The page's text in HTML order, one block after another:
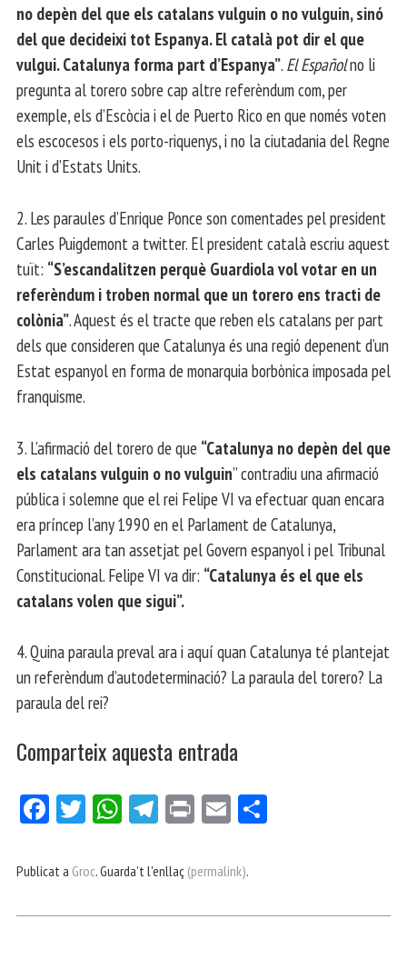
no depèn del que els catalans vulguin o no vulguin, sinó
del que decideixi tot Espanya. El català pot dir el que
vulgui. Catalunya forma part d’Espanya”. El Españolno li
pregunta al torero sobre cap altre referèndum com, per
exemple, els d’Escòcia i el de Puerto Rico en que només voten
els escocesos i els porto-riquenys, i no la ciutadania del Regne
Unit i d’Estats Units.
2. Les paraules d’Enrique Ponce son comentades pel president
Carles Puigdemont a twitter. El president català escriu aquest
tuït: “S’escandalitzen perquè Guardiola vol votar en un
referèndum i troben normal que un torero ens tracti de
colònia”. Aquest és el tracte que reben els catalans per part
dels que consideren que Catalunya és una regió depenent d’un
Estat espanyol en forma de monarquia borbònica imposada pel
franquisme.
3. L’afirmació del torero de que “Catalunya no depèn del que
els catalans vulguin o no vulguin” contradiu una afirmació
pública i solemne que el rei Felipe VI va efectuar quan encara
era príncep l’any 1990 en el Parlament de Catalunya,
Parlament ara tan assetjat pel Govern espanyol i pel Tribunal
Constitucional. Felipe VI va dir: “Catalunya és el que els
catalans volen que sigui”.
4. Quina paraula preval ara i aquí quan Catalunya té plantejat
un referèndum d’autodeterminació? La paraula del torero? La
paraula del rei?
Comparteix aquesta entrada
Fa
bo
Tw
er
W
ts
p
Te
gr
m
Pri E
ail
ei
Publicat a Groc. Guarda't l'enllaç (permalink).